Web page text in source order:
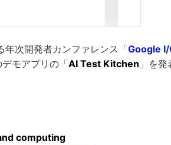
次開発者カンファレンス「Google
デモアプリの「AI Test Kitchen 」を発
computing